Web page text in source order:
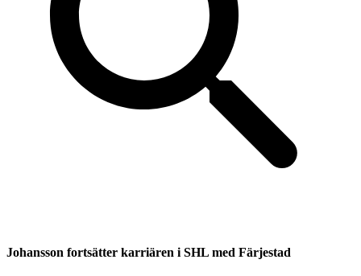
Johansson fortsätter karriären i SHL med Färjestad